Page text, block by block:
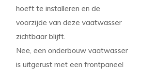
hoeft te installeren en de
voorzijde van deze vaatwasser
zichtbaar blijft.
Nee, een onderbouw vaatwasser
is uitgerust met een frontpaneel